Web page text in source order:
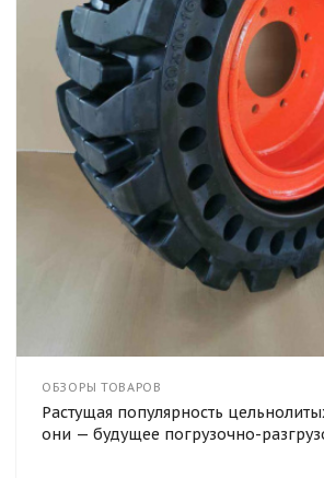
ОБЗОРЫ ТОВАРОВ
Растущая популярность
они — будущее погрузочно-